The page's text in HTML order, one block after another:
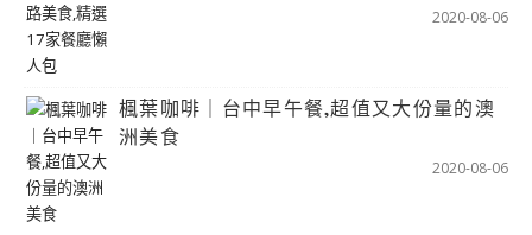
2020-08-06
楓葉咖啡｜台中早午餐,超值又大份量的澳
洲美食
2020-08-06